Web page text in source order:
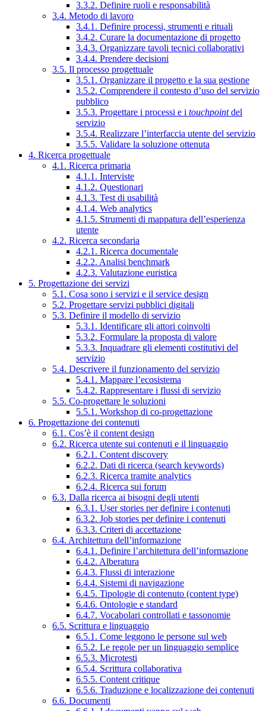
3.3.2. Definire ruoli e responsabilità
3.4. Metodo di lavoro
3.4.1. Definire processi, strumenti e rituali
3.4.2. Curare la documentazione di progetto
3.4.3. Organizzare tavoli tecnici collaborativi
3.4.4. Prendere decisioni
3.5. Il processo progettuale
3.5.1. Organizzare il progetto e la sua gestione
3.5.2. Comprendere il contesto d’uso del servizio
pubblico
3.5.3. Progettare i processi e i touchpointdel
servizio
3.5.4. Realizzare l’interfaccia utente del servizio
3.5.5. Validare la soluzione ottenuta
4. Ricerca progettuale
4.1. Ricerca primaria
4.1.1. Interviste
4.1.2. Questionari
4.1.3. Test di usabilità
4.1.4. Web analytics
4.1.5. Strumenti di mappatura dell’esperienza
utente
4.2. Ricerca secondaria
4.2.1. Ricerca documentale
4.2.2. Analisi benchmark
4.2.3. Valutazione euristica
5. Progettazione dei servizi
5.1. Cosa sono i servizi e il service design
5.2. Progettare servizi pubblici digitali
5.3. Definire il modello di servizio
5.3.1. Identificare gli attori coinvolti
5.3.2. Formulare la proposta di valore
5.3.3. Inquadrare gli elementi costitutivi del
servizio
5.4. Descrivere il funzionamento del servizio
5.4.1. Mappare l’ecosistema
5.4.2. Rappresentare i flussi di servizio
5.5. Co-progettare le soluzioni
5.5.1. Workshop di co-progettazione
6. Progettazione dei contenuti
6.1. Cos’è il content design
6.2. Ricerca utente sui contenuti e il linguaggio
6.2.1. Content discovery
6.2.2. Dati di ricerca (search keywords)
6.2.3. Ricerca tramite analytics
6.2.4. Ricerca sui forum
6.3. Dalla ricerca ai bisogni degli utenti
6.3.1. User stories per definire i contenuti
6.3.2. Job stories per definire i contenuti
6.3.3. Criteri di accettazione
6.4. Architettura dell’informazione
6.4.1. Definire l’architettura dell’informazione
6.4.2. Alberatura
6.4.3. Flussi di interazione
6.4.4. Sistemi di navigazione
6.4.5. Tipologie di contenuto (content type)
6.4.6. Ontologie e standard
6.4.7. Vocabolari controllati e tassonomie
6.5. Scrittura e linguaggio
6.5.1. Come leggono le persone sul web
6.5.2. Le regole per un linguaggio semplice
6.5.3. Microtesti
6.5.4. Scrittura collaborativa
6.5.5. Content critique
6.5.6. Traduzione e localizzazione dei contenuti
6.6. Documenti